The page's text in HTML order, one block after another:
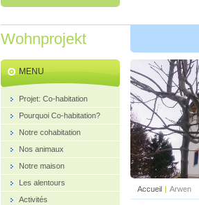
Wohnprojekt
Accueil | Arwen
MENU
Projet: Co-habitation
Pourquoi Co-habitation?
Notre cohabitation
Nos animaux
Notre maison
Les alentours
Activités